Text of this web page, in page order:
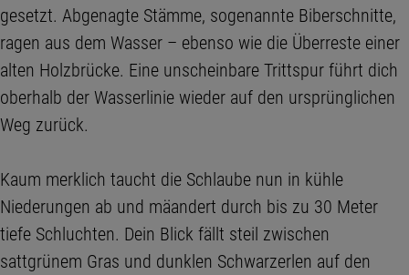
gesetzt. Abgenagte Stämme, sogenannte Biberschnitte,
ragen aus dem Wasser – ebenso wie die Überreste einer
alten Holzbrücke. Eine unscheinbare Trittspur führt dich
oberhalb der Wasserlinie wieder auf den ursprünglichen
Weg zurück.
Kaum merklich taucht die Schlaube nun in kühle
Niederungen ab und mäandert durch bis zu 30 Meter
tiefe Schluchten. Dein Blick fällt steil zwischen
sattgrünem Gras und dunklen Schwarzerlen auf den